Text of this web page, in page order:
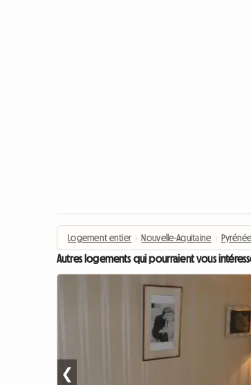
Logement entier › Nouvelle-Aquitaine ›
Autres logements qui pourraient vous
❮